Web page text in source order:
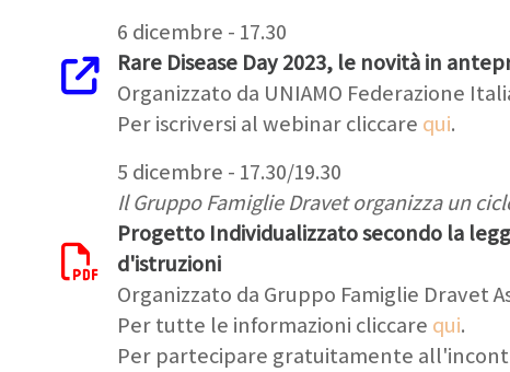
6 dicembre - 17.30
Rare Disease Day 2023, le novità in
Organizzato da UNIAMO Federazione
Per iscriversi al webinar cliccare qui.
5 dicembre - 17.30/19.30
Il Gruppo Famiglie Dravet organizza un
Progetto Individualizzato secondo la
d'istruzioni
Organizzato da Gruppo Famiglie Dravet
Per tutte le informazioni cliccare qui.
Per partecipare gratuitamente